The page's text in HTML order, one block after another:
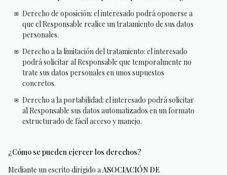
Derecho de oposición: el interesado podrá oponerse a
que el Responsable realice un tratamiento de sus datos
personales.
Derecho a la limitación del tratamiento: el interesado
podrá solicitar al Responsable que temporalmente no
trate sus datos personales en unos supuestos
concretos.
Derecho a la portabilidad: el interesado podrá solicitar
al Responsable sus datos automatizados en un formato
estructurado de fácil acceso y manejo.
¿Cómo se pueden ejercer los derechos?
Mediante un escrito dirigido aASOCIACIÓN DE